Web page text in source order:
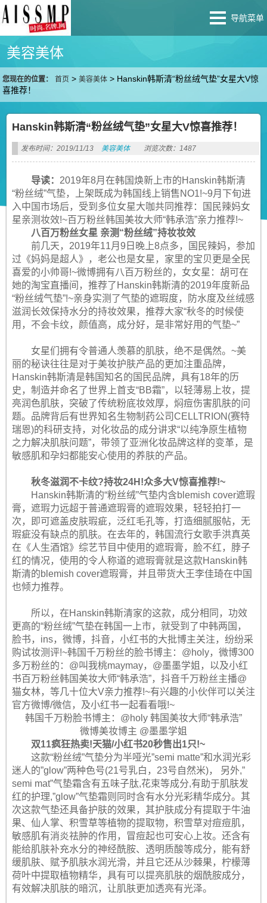
导航菜单
美容美体
您现在的位置： 首页 >美容美体 > Hanskin韩斯清“粉丝绒气垫”女星大V惊
喜推荐！
Hanskin韩斯清“粉丝绒气垫”女星大V惊喜推荐！
发布时间：2019/11/13 美容美体 浏览次数：1487
导读： 2019年8月在韩国焕新上市的Hanskin韩斯清
“粉丝绒”气垫，上架既成为韩国线上销售NO1!~9月下旬进
入中国市场后，受到多位女星大咖共同推荐：国民辣妈女
星亲测妆效!~百万粉丝韩国美妆大师“韩承浩”亲力推荐!~
八百万粉丝女星 亲测“粉丝绒”持妆妆效
前几天，2019年11月9日晚上8点多，国民辣妈，参加
过《妈妈是超人》，老公也是女星，家里的宝贝更是全民
喜爱的小帅哥!~微博拥有八百万粉丝的，女女星：胡可在
她的淘宝直播间，推荐了Hanskin韩斯清的2019年度新品
“粉丝绒气垫”!~亲身实测了气垫的遮瑕度，防水度及丝绒感
滋润长效保持水分的持妆效果，推荐大家“秋冬的时候使
用，不会卡纹，颜值高，成分好，是非常好用的气垫~”
女星们拥有令普通人羡慕的肌肤，绝不是偶然。~美
丽的秘诀往往是对于美妆护肤产品的更加注重品牌，
Hanskin韩斯清是韩国知名的国民品牌，具有18年的历
史，制造并命名了世界上首支“BB霜”，以轻薄易上妆，提
亮润色肌肤，突破了传统粉底妆效厚，焖痘伤害肌肤的问
题。品牌背后有世界知名生物制药公司CELLTRION(赛特
瑞恩)的科研支持，对化妆品的成分讲求“以纯净原生植物
之力解决肌肤问题”，带领了亚洲化妆品牌这样的变革，是
敏感肌和孕妇都能安心使用的养肤的产品。
秋冬滋润不卡纹?持妆24H!众多大V惊喜推荐!~
Hanskin韩斯清的“粉丝绒”气垫内含blemish cover遮瑕
膏，遮瑕力远超于普通遮瑕膏的遮瑕效果，轻轻拍打一
次，即可遮盖皮肤瑕疵，泛红毛孔等，打造细腻服帖，无
瑕疵没有缺点的肌肤。在去年的，韩国流行女歌手洪真英
在《人生酒馆》综艺节目中使用的遮瑕膏，脸不红，脖子
红的情况，使用的令人称道的遮瑕膏就是这款Hanskin韩
斯清的blemish cover遮瑕膏，并且带货大王李佳琦在中国
也倾力推荐。
所以，在Hanskin韩斯清家的这款，成分相同，功效
更高的“粉丝绒”气垫在韩国一上市，就受到了中韩两国，
脸书，ins，微博，抖音，小红书的大批博主关注，纷纷采
购试妆测评!~韩国千万粉丝的脸书博主：@holy，微博300
多万粉丝的：@叫我桃maymay，@墨墨学姐，以及小红
书百万粉丝韩国美妆大师“韩承浩”，抖音千万粉丝主播@
猫女林，等几十位大V亲力推荐!~有兴趣的小伙伴可以关注
官方微博/微信，及小红书一起看看哦!~
韩国千万粉脸书博主：@holy 韩国美妆大师“韩承浩”
微博美妆博主 @墨墨学姐
双11疯狂热卖!天猫/小红书20秒售出1只!~
这款“粉丝绒”气垫分为半哑光”semi matte”和水润光彩
迷人的”glow”两种色号(21号乳白，23号自然米)， 另外,”
semi mat”气垫霜含有五味子肽,花束等成分,有助于肌肤发
红的护理,”glow”气垫霜则同时含有水分光彩精华成分。其
次这款气垫还具备护肤的效果，其护肤成分有提取于牛油
果、仙人掌、积雪草等植物的提取物，积雪草对痘痘肌，
敏感肌有消炎祛肿的作用，冒痘起也可安心上妆。还含有
能给肌肤补充水分的神经酰胺、透明质酸等成分，能有舒
缓肌肤、赋予肌肤水润光滑，并且它还从沙棘果，柠檬薄
荷叶中提取植物精华，具有可以提亮肌肤的烟酰胺成分，
有效解决肌肤的暗沉，让肌肤更加透亮有光泽。